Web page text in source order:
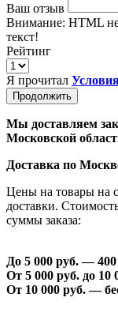
Ваш отзыв
Внимание: HTML
текст!
Рейтинг
Я прочитал
Продолжить
Мы доставляем
Московской
Доставка по
Цены на товары на
доставки.
суммы заказа:
До 5 000 руб. —40
От 5 000 руб. до 10
От 10 000 руб. —